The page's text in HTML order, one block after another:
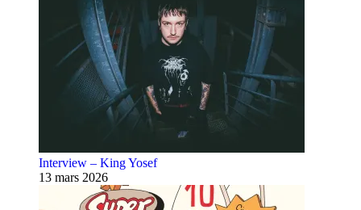
Interview – King Yosef
13 mars 2026